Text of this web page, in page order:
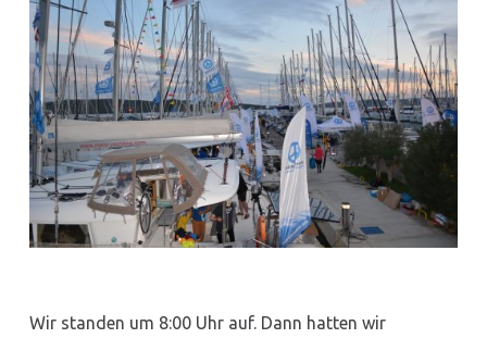
Wir standen um 8:00 Uhr auf. Dann hatten wir